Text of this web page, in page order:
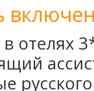
отелях